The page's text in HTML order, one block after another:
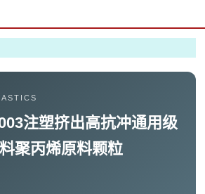
注塑挤出高抗冲通用级
聚丙烯原料颗粒